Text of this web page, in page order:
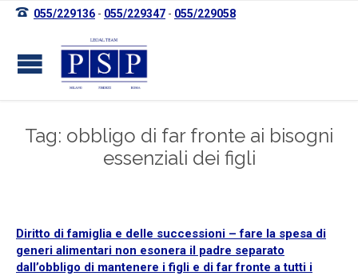
 055/229136 - 055/229347 - 055/229058
Tag: obbligo di far fronte ai bisogni
essenziali dei figli
Diritto di famiglia e delle successioni – fare la spesa di
generi alimentari non esonera il padre separato
dall’obbligo di mantenere i figli e di far fronte a tutti i